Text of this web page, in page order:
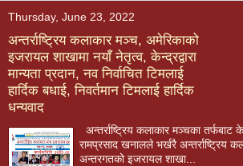
Thursday, June 23, 2022
अन्तर्राष्ट्रिय कलाकार मञ्च, अमेरिकाको
इजरायल शाखामा नयाँ नेतृत्व, केन्द्रद्वारा
मान्यता प्रदान, नव निर्वाचित टिमलाई
हार्दिक बधाई, निवर्तमान टिमलाई हार्दिक
धन्यवाद
अन्तर्राष्ट्रिय कलाकार मञ्चका तर्फबाट
रामप्रसाद खनालले भर्खरै अन्तर्राष्ट्रिय
अन्तरगतको इजरायल शाखा...